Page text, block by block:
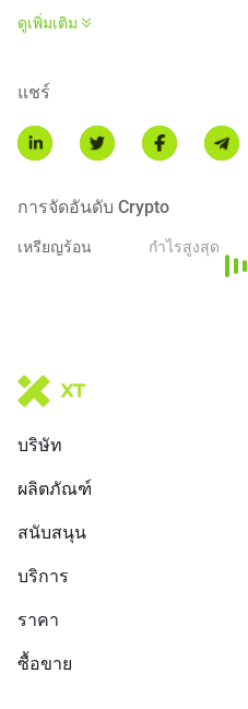
ดีสำหรับผู้ที่ทำการสเตค การเข้า
ไม่มีข้อกำหนดและต้องการเพียง 16
RPL ทีม Rocket Pool อยู่ในพื้นที่ก
* บทนำนี้สร้างโดยการแปล AI และ
ดูเพิ่มเติม
แชร์
การจัดอันดับ Crypto
เหรียญร้อน กำไรสูงสุด
บริษัท
ผลิตภัณฑ์
สนับสนุน
บริการ
ราคา
ซื้อขาย